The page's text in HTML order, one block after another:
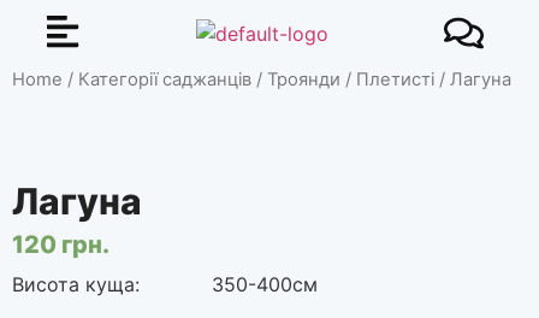
Home / Категорії саджанців / Троянди / Плетисті / Лагуна
Лагуна
120 грн.
Висота куща: 350-400см